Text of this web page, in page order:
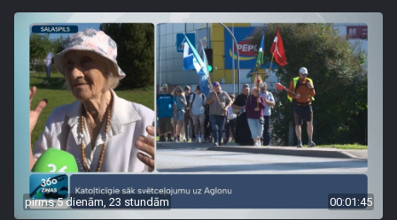
pirms 5 dienām, 23 stundām 00:01:45